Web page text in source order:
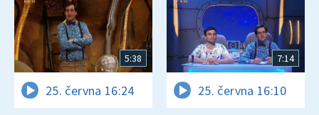
5:38
25. června 16:24
7:14
25. června 16:10